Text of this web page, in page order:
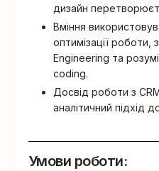
дизайн
Вміння
оптимізації роботи,
Engineering та
coding.
Досвід роботи з
аналітичний підхід
Умови роботи: